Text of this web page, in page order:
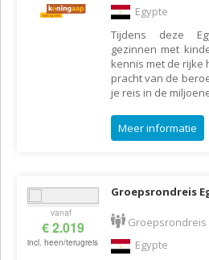
Egypte
Tijdens deze
gezinnen met
kennis met de rijke
pracht van de
je reis in de
Meer informatie
vanaf
€ 2.019
incl. heen/terugreis
Groepsrondreis
Egypte